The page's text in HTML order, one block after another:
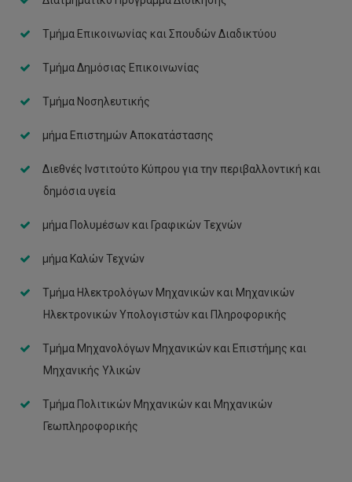
Ευτυχία Ψαρά
Έλενα Κοντολαίμη
Μαρία Νεοφύτου
Κωνσταντία Λοΐζου
Νικόλας Νεοκλέους
Τμήμα Επικοινωνίας και Σπουδών Διαδικτύου
Τμήμα Δημόσιας Επικοινωνίας
Τμήμα Νοσηλευτικής
μήμα Επιστημών Αποκατάστασης
Διεθνές Ινστιτούτο Κύπρου για την περιβαλλοντική και
δημόσια υγεία
μήμα Πολυμέσων και Γραφικών Τεχνών
μήμα Καλών Τεχνών
Τμήμα Ηλεκτρολόγων Μηχανικών και Μηχανικών
Ηλεκτρονικών Υπολογιστών και Πληροφορικής
Τμήμα Μηχανολόγων Μηχανικών και Επιστήμης και
Μηχανικής Υλικών
Τμήμα Πολιτικών Μηχανικών και Μηχανικών
Γεωπληροφορικής